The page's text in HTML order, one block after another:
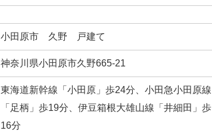
小田原市 久野 戸建て
神奈川県小田原市久野665-21
東海道新幹線「小田原」歩24分、小田急小田原線
「足柄」歩19分、伊豆箱根大雄山線「井細田」歩
16分